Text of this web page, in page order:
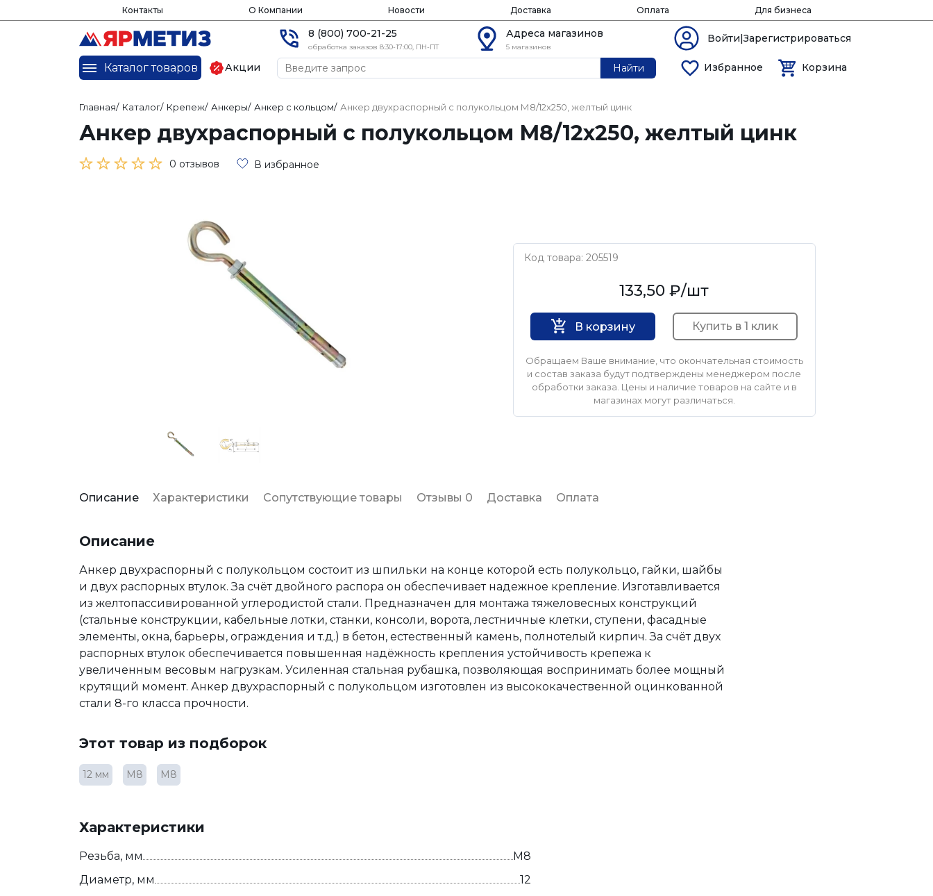
Контакты О Компании Новости Доставка Оплата Для бизнеса
8 (800) 700-21-25
обработка заказов 8:30-17:00, ПН-ПТ
Адреса магазинов
5 магазинов
Войти|Зарегистрироваться
Каталог товаров Акции Найти Избранное Корзина
Главная/ Каталог/ Крепеж/ Анкеры/ Анкер с кольцом/ Анкер двухраспорный с полукольцом М8/12х250, желтый цинк
Анкер двухраспорный с полукольцом М8/12х250, желтый цинк
0 отзывов В избранное
Код товара: 205519
133,50 ₽/шт
В корзину Купить в 1 клик
Обращаем Ваше внимание, что окончательная стоимость
и состав заказа будут подтверждены менеджером после
обработки заказа. Цены и наличие товаров на сайте и в
магазинах могут различаться.
Описание Характеристики Сопутствующие товары Отзывы 0 Доставка Оплата
Описание
Анкер двухраспорный с полукольцом состоит из шпильки на конце которой есть полукольцо, гайки, шайбы
и двух распорных втулок. За счёт двойного распора он обеспечивает надежное крепление. Изготавливается
из желтопассивированной углеродистой стали. Предназначен для монтажа тяжеловесных конструкций
(стальные конструкции, кабельные лотки, станки, консоли, ворота, лестничные клетки, ступени, фасадные
элементы, окна, барьеры, ограждения и т.д.) в бетон, естественный камень, полнотелый кирпич. За счёт двух
распорных втулок обеспечивается повышенная надёжность крепления устойчивость крепежа к
увеличенным весовым нагрузкам. Усиленная стальная рубашка, позволяющая воспринимать более мощный
крутящий момент. Анкер двухраспорный с полукольцом изготовлен из высококачественной оцинкованной
стали 8-го класса прочности.
Этот товар из подборок
12 мм М8 М8
Характеристики
Резьба, мм
М8
Диаметр, мм
12